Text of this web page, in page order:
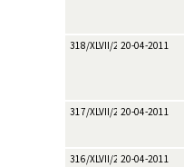
318/XLVII/201120-04-2011
317/XLVII/201120-04-2011
316/XLVII/201120-04-2011